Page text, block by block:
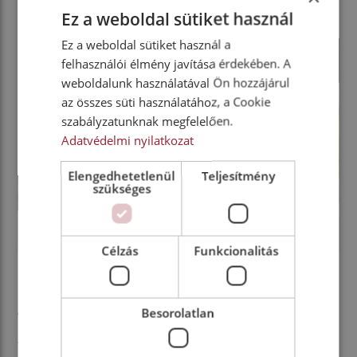
A villamos változat
sajátosságai
Ez a weboldal sütiket használ
Ez a weboldal sütiket használ a
felhasználói élmény javítása érdekében. A
weboldalunk használatával Ön hozzájárul
az összes süti használatához, a Cookie
szabályzatunknak megfelelően.
Adatvédelmi nyilatkozat
Elengedhetetlenül
szükséges
Teljesítmény
Célzás Funkcionalitás
Besorolatlan